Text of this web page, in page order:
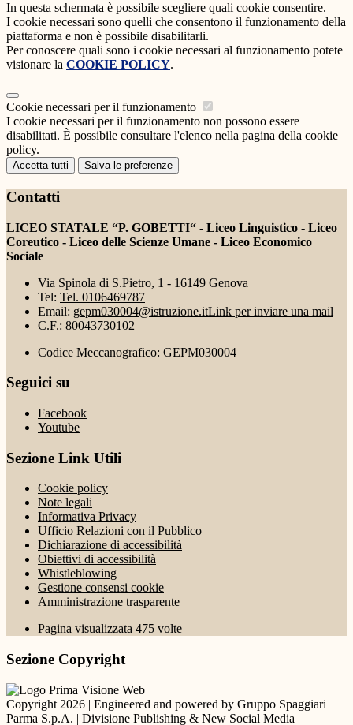
In questa schermata è possibile scegliere quali cookie consentire.
I cookie necessari sono quelli che consentono il funzionamento della
piattaforma e non è possibile disabilitarli.
Per conoscere quali sono i cookie necessari al funzionamento potete
visionare la COOKIE POLICY.
Cookie necessari per il funzionamento
I cookie necessari per il funzionamento non possono essere
disabilitati. È possibile consultare l'elenco nella pagina della cookie
policy.
Accetta tutti Salva le preferenze
Contatti
LICEO STATALE “P. GOBETTI“ - Liceo Linguistico - Liceo
Coreutico - Liceo delle Scienze Umane - Liceo Economico
Sociale
Via Spinola di S.Pietro, 1 - 16149 Genova
Tel: Tel. 0106469787
Email: gepm030004@istruzione.itLink per inviare una mail
C.F.: 80043730102
Codice Meccanografico: GEPM030004
Seguici su
Facebook
Youtube
Sezione Link Utili
Cookie policy
Note legali
Informativa Privacy
Ufficio Relazioni con il Pubblico
Dichiarazione di accessibilità
Obiettivi di accessibilità
Whistleblowing
Gestione consensi cookie
Amministrazione trasparente
Pagina visualizzata 475 volte
Sezione Copyright
Copyright 2026 | Engineered and powered by Gruppo Spaggiari
Parma S.p.A. | Divisione Publishing & New Social Media